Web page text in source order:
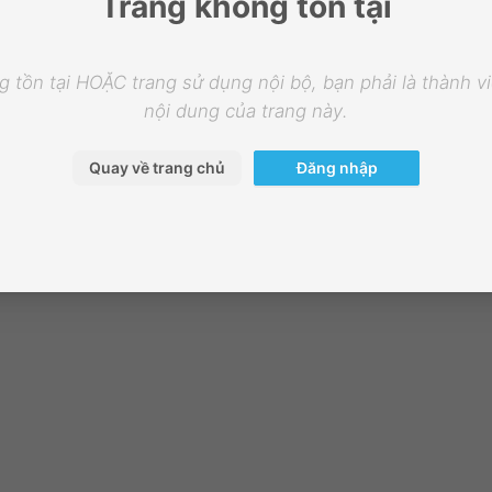
tồn tại HOẶC trang sử dụng nội bộ, bạn phải là thành
nội dung của trang này.
Quay về trang chủ Đăng nhập